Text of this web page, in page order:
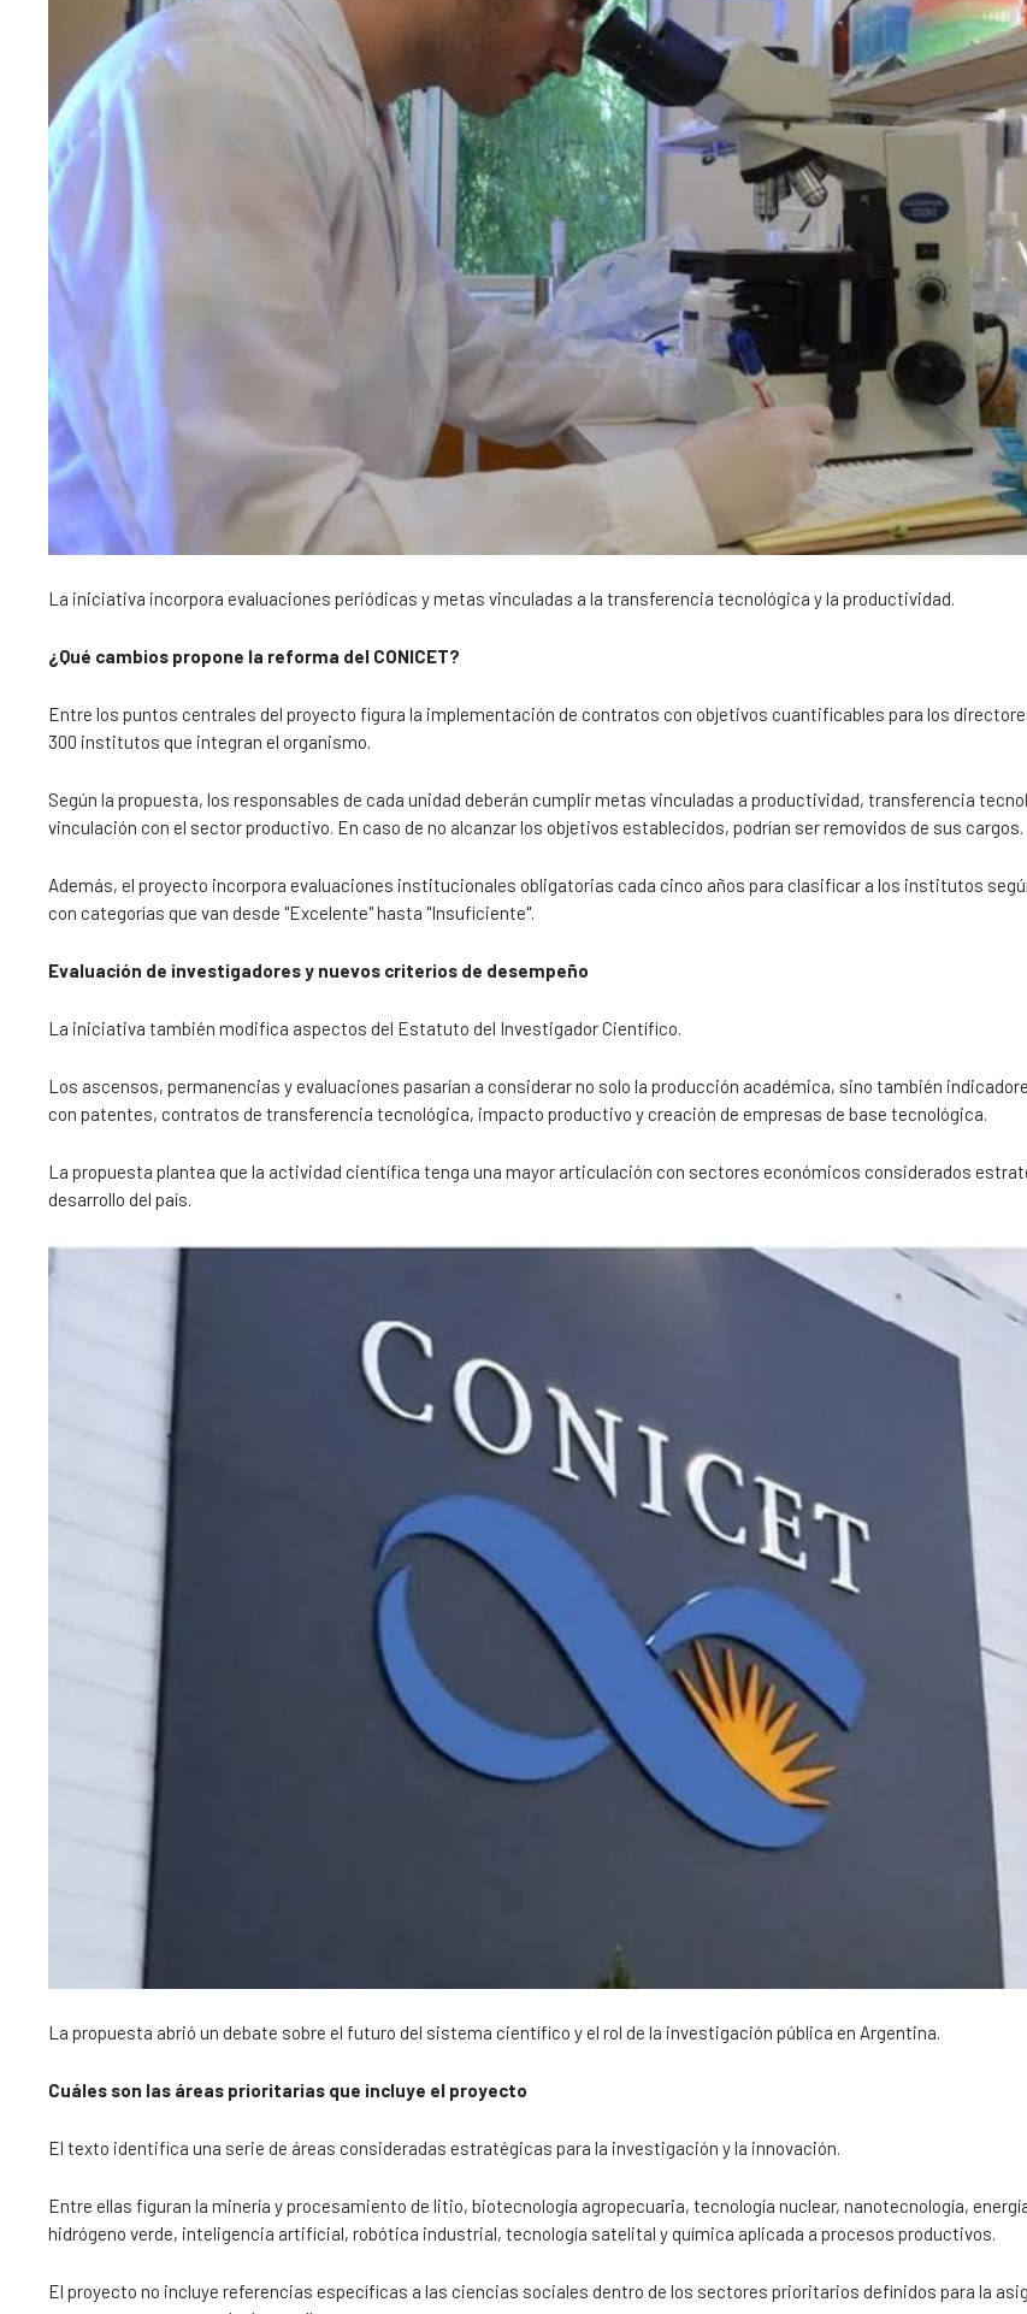
La iniciativa incorpora evaluaciones periódicas y metas vinculadas a la transferencia tecnológica y la productividad.
¿Qué cambios propone la reforma del CONICET?
Entre los puntos centrales del proyecto figura la implementación de contratos con objetivos cuantificables para los
300 institutos que integran el organismo.
Según la propuesta, los responsables de cada unidad deberán cumplir metas vinculadas a productividad, transferencia
vinculación con el sector productivo. En caso de no alcanzar los objetivos establecidos, podrían ser removidos de sus cargos.
Además, el proyecto incorpora evaluaciones institucionales obligatorias cada cinco años para clasificar a los institutos
con categorías que van desde "Excelente" hasta "Insuficiente".
Evaluación de investigadores y nuevos criterios de desempeño
La iniciativa también modifica aspectos del Estatuto del Investigador Científico.
Los ascensos, permanencias y evaluaciones pasarían a considerar no solo la producción académica, sino también
con patentes, contratos de transferencia tecnológica, impacto productivo y creación de empresas de base tecnológica.
La propuesta plantea que la actividad científica tenga una mayor articulación con sectores económicos considerados
desarrollo del país.
La propuesta abrió un debate sobre el futuro del sistema científico y el rol de la investigación pública en Argentina.
Cuáles son las áreas prioritarias que incluye el proyecto
El texto identifica una serie de áreas consideradas estratégicas para la investigación y la innovación.
Entre ellas figuran la minería y procesamiento de litio, biotecnología agropecuaria, tecnología nuclear, nanotecnología,
hidrógeno verde, inteligencia artificial, robótica industrial, tecnología satelital y química aplicada a procesos productivos.
El proyecto no incluye referencias específicas a las ciencias sociales dentro de los sectores prioritarios definidos para la